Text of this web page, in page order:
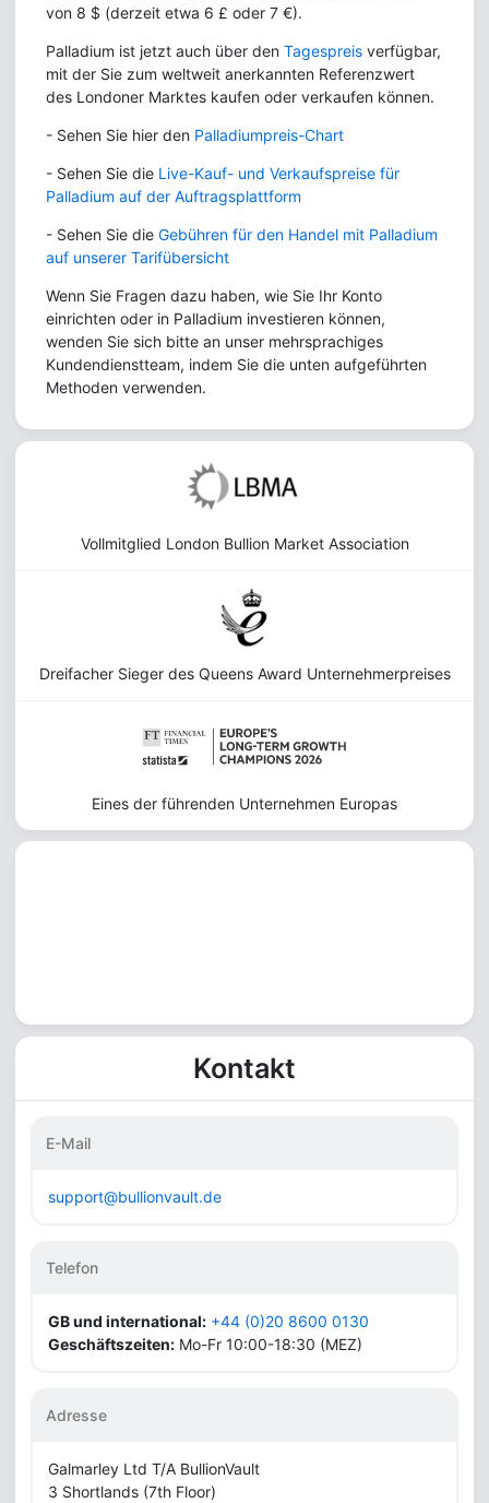
von 8 $ (derzeit etwa 6 £ oder 7 €).
Palladium ist jetzt auch über den Tagespreis verfügbar,
mit der Sie zum weltweit anerkannten Referenzwert
des Londoner Marktes kaufen oder verkaufen können.
- Sehen Sie hier den Palladiumpreis-Chart
- Sehen Sie die Live-Kauf- und Verkaufspreise für
Palladium auf der Auftragsplattform
- Sehen Sie die Gebühren für den Handel mit Palladium
auf unserer Tarifübersicht
Wenn Sie Fragen dazu haben, wie Sie Ihr Konto
einrichten oder in Palladium investieren können,
wenden Sie sich bitte an unser mehrsprachiges
Kundendienstteam, indem Sie die unten aufgeführten
Methoden verwenden.
Vollmitglied London Bullion Market Association
Dreifacher Sieger des Queens Award Unternehmerpreises
Eines der führenden Unternehmen Europas
Kontakt
E-Mail
support@bullionvault.de
Telefon
GB und international: +44 (0)20 8600 0130
Geschäftszeiten: Mo-Fr 10:00-18:30 (MEZ)
Adresse
Galmarley Ltd T/A BullionVault
3 Shortlands (7th Floor)